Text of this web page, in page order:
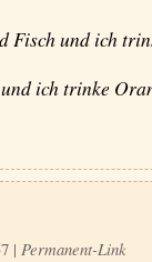
Fisch und ich
ich trinke
| Permanent-Link